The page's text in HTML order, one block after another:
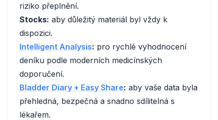
riziko přeplnění.
Stocks: aby důležitý materiál byl vždy k
dispozici.
Intelligent Analysis: pro rychlé vyhodnocení
deníku podle moderních medicínských
doporučení.
Bladder Diary + Easy Share: aby vaše data byla
přehledná, bezpečná a snadno sdílitelná s
lékařem.